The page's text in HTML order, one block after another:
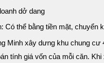
dở dang
Có thể bằng tiền mặt, chuyển
Minh xây dưng khu chung
tính giá vốn của mỗi căn.